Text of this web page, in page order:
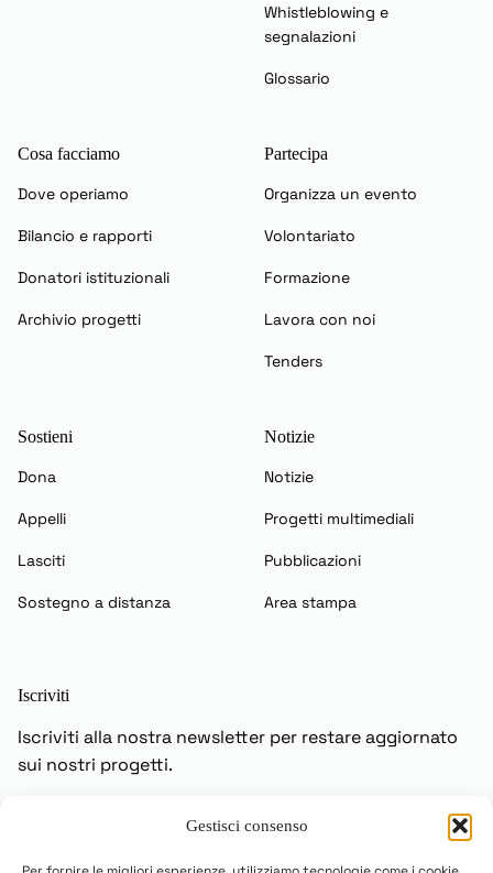
Gestisci consenso
Whistleblowing e
segnalazioni
Glossario
Cosa facciamo
Dove operiamo
Bilancio e rapporti
Donatori istituzionali
Archivio progetti
Partecipa
Organizza un evento
Volontariato
Formazione
Lavora con noi
Tenders
Sostieni
Dona
Appelli
Lasciti
Sostegno a distanza
Notizie
Notizie
Progetti multimediali
Pubblicazioni
Area stampa
Iscriviti
Iscriviti alla nostra newsletter per restare aggiornato
sui nostri progetti.